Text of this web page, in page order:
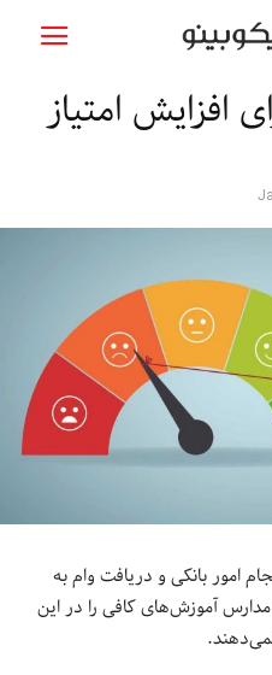
افزایش امتیاز
امور بانکی و دریافت وام به
آموزش‌های کافی را در این